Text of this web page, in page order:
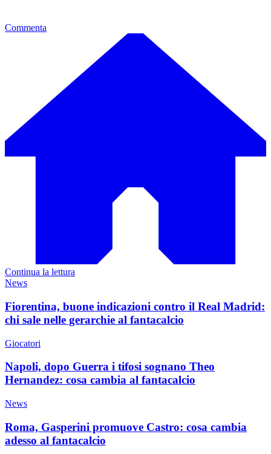
Commenta
Continua la lettura
News
Fiorentina, buone indicazioni contro il Real Madrid:
chi sale nelle gerarchie al fantacalcio
Giocatori
Napoli, dopo Guerra i tifosi sognano Theo
Hernandez: cosa cambia al fantacalcio
News
Roma, Gasperini promuove Castro: cosa cambia
adesso al fantacalcio